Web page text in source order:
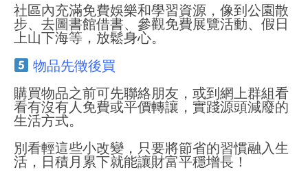
社區內充滿免費娛樂和學習資源，像到公園散
步、去圖書館借書、參觀免費展覽活動、假日
上山下海等，放鬆身心。
物品先徵後買
購買物品之前可先聯絡朋友，或到網上群組看
看有沒有人免費或平價轉讓，實踐源頭減廢的
生活方式。
別看輕這些小改變，只要將節省的習慣融入生
活，日積月累下就能讓財富平穩增長！